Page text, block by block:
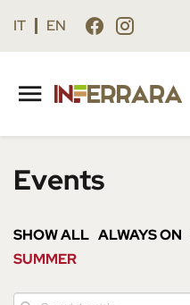
IT EN
Events
SHOW ALL ALWAYS ON
SUMMER